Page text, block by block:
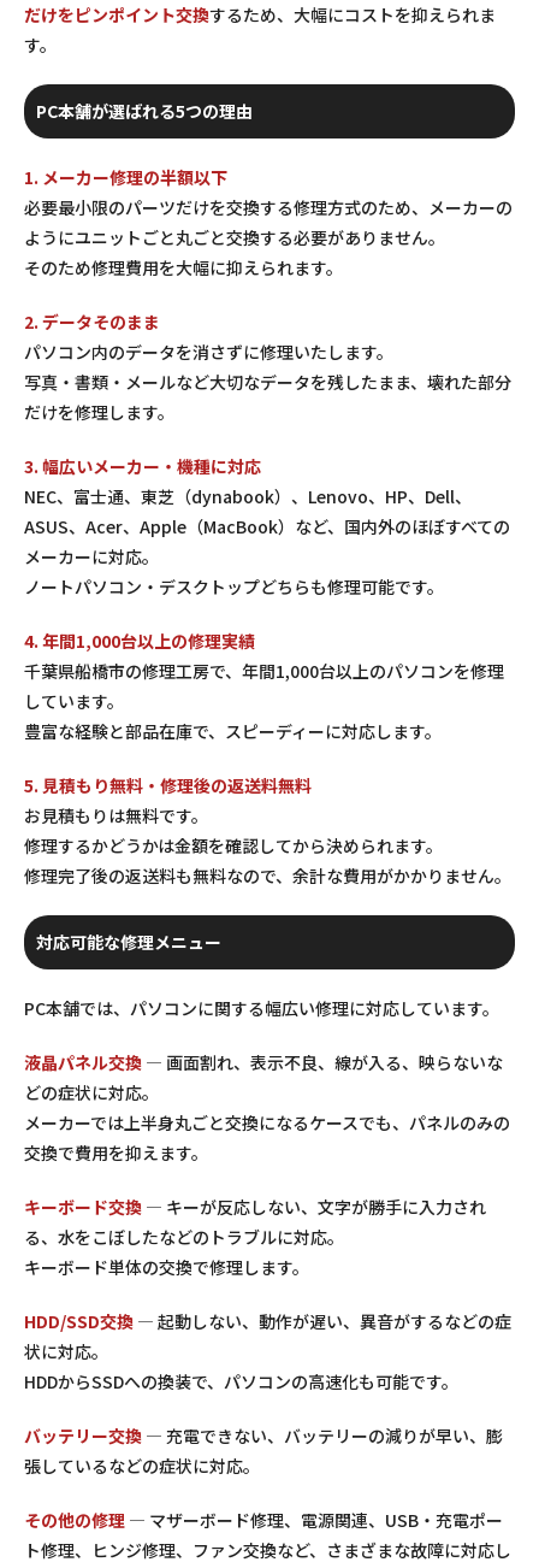
だけをピンポイント交換するため、大幅にコストを抑えられま
す。
PC本舗が選ばれる5つの理由
1. メーカー修理の半額以下
必要最小限のパーツだけを交換する修理方式のため、メーカーの
ようにユニットごと丸ごと交換する必要がありません。
そのため修理費用を大幅に抑えられます。
2. データそのまま
パソコン内のデータを消さずに修理いたします。
写真・書類・メールなど大切なデータを残したまま、壊れた部分
だけを修理します。
3. 幅広いメーカー・機種に対応
NEC、富士通、東芝（dynabook）、Lenovo、HP、Dell、
ASUS、Acer、Apple（MacBook）など、国内外のほぼすべての
メーカーに対応。
ノートパソコン・デスクトップどちらも修理可能です。
4. 年間1,000台以上の修理実績
千葉県船橋市の修理工房で、年間1,000台以上のパソコンを修理
しています。
豊富な経験と部品在庫で、スピーディーに対応します。
5. 見積もり無料・修理後の返送料無料
お見積もりは無料です。
修理するかどうかは金額を確認してから決められます。
修理完了後の返送料も無料なので、余計な費用がかかりません。
対応可能な修理メニュー
PC本舗では、パソコンに関する幅広い修理に対応しています。
液晶パネル交換 — 画面割れ、表示不良、線が入る、映らないな
どの症状に対応。
メーカーでは上半身丸ごと交換になるケースでも、パネルのみの
交換で費用を抑えます。
キーボード交換 — キーが反応しない、文字が勝手に入力され
る、水をこぼしたなどのトラブルに対応。
キーボード単体の交換で修理します。
HDD/SSD交換 — 起動しない、動作が遅い、異音がするなどの症
状に対応。
HDDからSSDへの換装で、パソコンの高速化も可能です。
バッテリー交換 — 充電できない、バッテリーの減りが早い、膨
張しているなどの症状に対応。
その他の修理 — マザーボード修理、電源関連、USB・充電ポー
ト修理、ヒンジ修理、ファン交換など、さまざまな故障に対応し